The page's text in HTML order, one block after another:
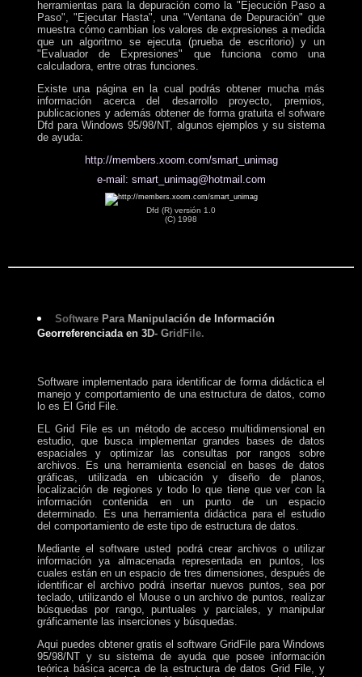
herramientas para la depuración como la "Ejecución Paso a
Paso", "Ejecutar Hasta", una "Ventana de Depuración" que
muestra cómo cambian los valores de expresiones a medida
que un algoritmo se ejecuta (prueba de escritorio) y un
"Evaluador de Expresiones" que funciona como una
calculadora, entre otras funciones.
Existe una página en la cual podrás obtener mucha más
información acerca del desarrollo proyecto, premios,
publicaciones y además obtener de forma gratuita el sofware
Dfd para Windows 95/98/NT, algunos ejemplos y su sistema
de ayuda:
http://members.xoom.com/smart_unimag
e-mail: smart_unimag@hotmail.com
Dfd (R) versión 1.0
(C) 1998
Software Para Manipul ación de Información
Georreferenciada en 3D- GridFi le.
Software implementado para identificar de forma didáctica el
manejo y comportamiento de una estructura de datos, como
lo es El Grid File.
EL Grid File es un método de acceso multidimensional en
estudio, que busca implementar grandes bases de datos
espaciales y optimizar las consultas por rangos sobre
archivos. Es una herramienta esencial en bases de datos
gráficas, utilizada en ubicación y diseño de planos,
localización de regiones y todo lo que tiene que ver con la
información contenida en un punto de un espacio
determinado. Es una herramienta didáctica para el estudio
del comportamiento de este tipo de estructura de datos.
Mediante el software usted podrá crear archivos o utilizar
información ya almacenada representada en puntos, los
cuales están en un espacio de tres dimensiones, después de
identificar el archivo podrá insertar nuevos puntos, sea por
teclado, utilizando el Mouse o un archivo de puntos, realizar
búsquedas por rango, puntuales y parciales, y manipular
gráficamente las inserciones y búsquedas.
Aqui puedes obtener gratis el software GridFile para Windows
95/98/NT y su sistema de ayuda que posee información
teórica básica acerca de la estructura de datos Grid File, y